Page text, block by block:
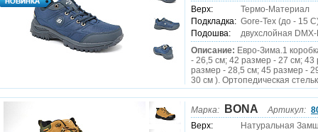
Верх:
Термо-Материал
Подкладка: Gore-Tex (до - 15
Подошва:
двухслойная
Описание: Евро-Зима.1
- 26,5 см; 42 размер - 27 см; 43
размер - 28,5 см; 45 размер -
30 см ). Ортопедическая
Марка: BONA Артикул:
Верх:
Натуральная